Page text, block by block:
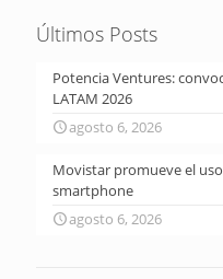
Últimos Posts
Potencia Ventures:
LATAM 2026
agosto 6, 2026
Movistar promueve el
smartphone
agosto 6, 2026